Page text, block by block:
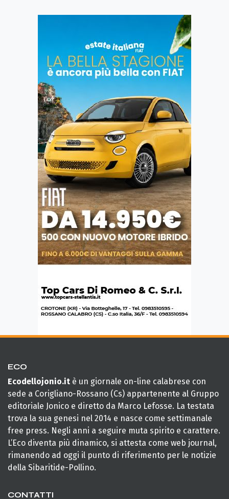
ECO
Ecodellojonio.it è un giornale on-line calabrese con
sede a Corigliano-Rossano (Cs) appartenente al Gruppo
editoriale Jonico e diretto da Marco Lefosse. La testata
trova la sua genesi nel 2014 e nasce come settimanale
free press. Negli anni a seguire muta spirito e carattere.
L’Eco diventa più dinamico, si attesta come web journal,
rimanendo ad oggi il punto di riferimento per le notizie
della Sibaritide-Pollino.
CONTATTI